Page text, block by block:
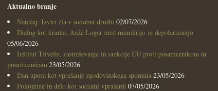
Aktualno branje
Natečaj: Izviri zla v sodobni družbi 02/07/2026
Dialog kot krinka: Anže Logar med mimikrijo in depolarizacijo
05/06/2026
Inštitut Trivelis, zastraševanje in sankcije EU proti posameznikom in
posameznicam 23/05/2026
Dan upora kot vprašanje zgodovinskega spomina 23/05/2026
Pokojnine in delo kot socialni vprašanji 07/05/2026